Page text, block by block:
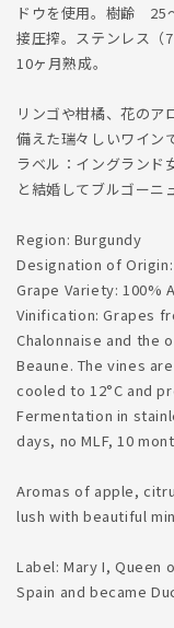
ドウを使用。樹齢 25
接圧搾。ステンレス（
10ヶ月熟成。
リンゴや柑橘、花のア
備えた瑞々しいワイン
ラベル：イングランド
と結婚してブルゴーニ
Region: Burgundy
Designation of Origin:
Grape Variety: 100%
Vinification: Grapes
Chalonnaise and the
Beaune. The vines
cooled to 12°C and
Fermentation in
days, no MLF, 10
Aromas of apple,
lush with beautiful
Label: Mary I, Queen
Spain and became